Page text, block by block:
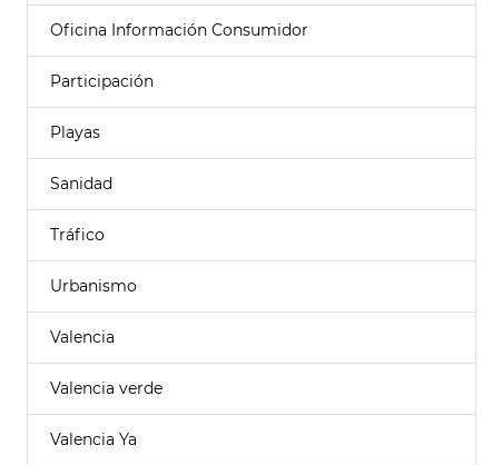
Oficina Información Consumidor
Participación
Playas
Sanidad
Tráfico
Urbanismo
Valencia
Valencia verde
Valencia Ya